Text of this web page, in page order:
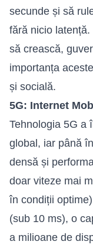
secunde și să
fără nicio
să crească,
importanța
și socială.
5G: Internet
Tehnologia 5G a
global, iar până
densă și
doar viteze mai
în condiții
(sub 10 ms), o
a milioane de